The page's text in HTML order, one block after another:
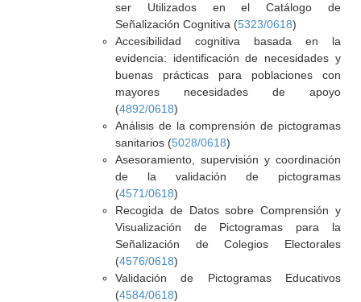
ser Utilizados en el Catálogo de
Señalización Cognitiva (5323/0618)
Accesibilidad cognitiva basada en la
evidencia: identificación de necesidades y
buenas prácticas para poblaciones con
mayores necesidades de apoyo
(4892/0618)
Análisis de la comprensión de pictogramas
sanitarios (5028/0618)
Asesoramiento, supervisión y coordinación
de la validación de pictogramas
(4571/0618)
Recogida de Datos sobre Comprensión y
Visualización de Pictogramas para la
Señalización de Colegios Electorales
(4576/0618)
Validación de Pictogramas Educativos
(4584/0618)